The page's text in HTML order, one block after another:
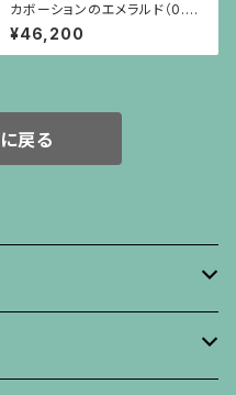
カボーションのエメラルド（0.82
ct）を4つの小さなエメラルドが
取り巻くシルバーペンダント（チ
ェーン別）
¥46,200
戻る